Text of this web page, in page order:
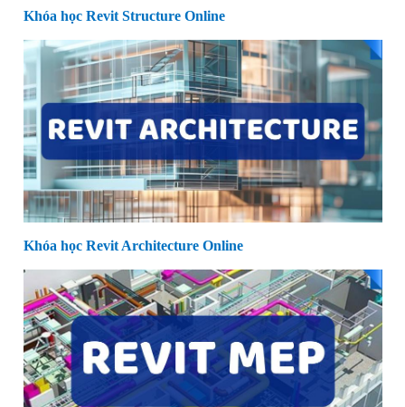
Khóa học Revit Structure Online
Khóa học Revit Architecture Online